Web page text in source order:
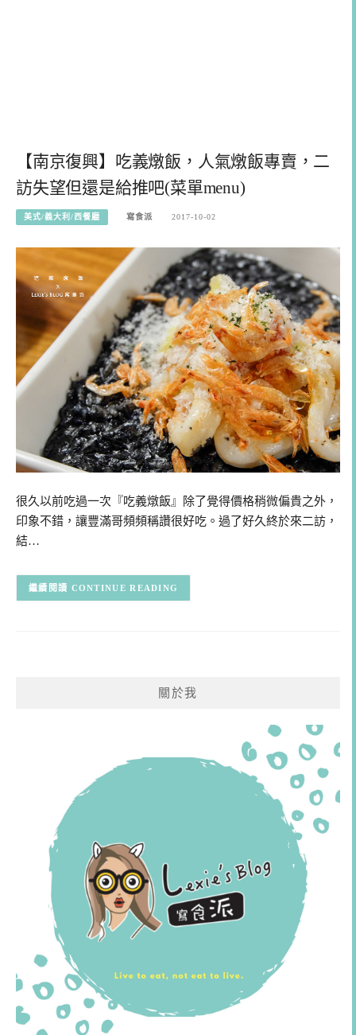
【南京復興】吃義燉飯，人氣燉飯專賣，二
訪失望但還是給推吧(菜單menu)
美式/義大利/西餐廳 寫食派 2017-10-02
很久以前吃過一次『吃義燉飯』除了覺得價格稍微偏貴之外，
印象不錯，讓豐滿哥頻頻稱讚很好吃。過了好久終於來二訪，
結…
CONTINUE READING
關於我